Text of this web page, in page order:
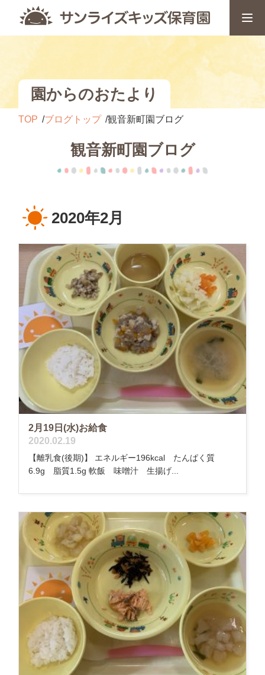
園からのおたより
TOP ブログトップ 観音新町園ブログ
観音新町園ブログ
2020年2月
2月19日(水)お給食
2020.02.19
【離乳食(後期)】 エネルギー196kcal たんぱく質
6.9g 脂質1.5g 軟飯 味噌汁 生揚げ...